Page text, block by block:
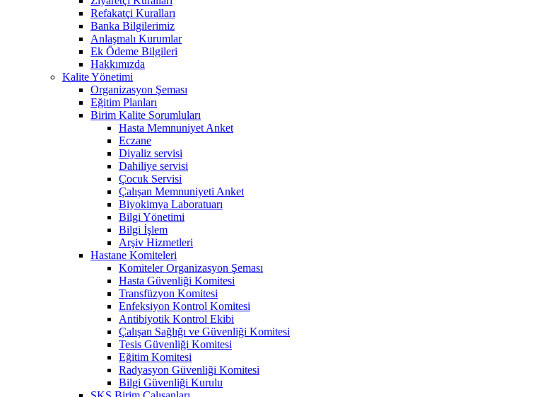
Refakatçi Kuralları
Banka Bilgilerimiz
Anlaşmalı Kurumlar
Ek Ödeme Bilgileri
Hakkımızda
Kalite Yönetimi
Organizasyon Şeması
Eğitim Planları
Birim Kalite Sorumluları
Hasta Memnuniyet Anket
Eczane
Diyaliz servisi
Dahiliye servisi
Çocuk Servisi
Çalışan Memnuniyeti Anket
Biyokimya Laboratuarı
Bilgi Yönetimi
Bilgi İşlem
Arşiv Hizmetleri
Hastane Komiteleri
Komiteler Organizasyon Şeması
Hasta Güvenliği Komitesi
Transfüzyon Komitesi
Enfeksiyon Kontrol Komitesi
Antibiyotik Kontrol Ekibi
Çalışan Sağlığı ve Güvenliği Komitesi
Tesis Güvenliği Komitesi
Eğitim Komitesi
Radyasyon Güvenliği Komitesi
Bilgi Güvenliği Kurulu